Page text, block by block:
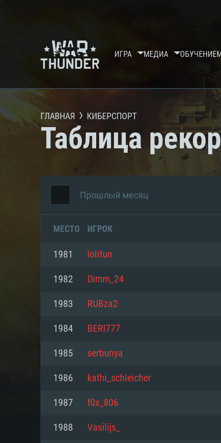
ИГРА МЕДИА ОБУЧЕНИЕ
ГЛАВНАЯ КИБЕРСПОРТ
Таблица
Прошлый месяц
МЕСТО ИГРОК
1981 lolitun
1982 Dimm_24
1983 RUBza2
1984 BERI777
1985 serbunya
1986 kathi_schleicher
1987 f0x_806
1988 Vasilijs_